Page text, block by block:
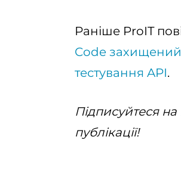
Раніше ProIT
Code
тестування API.
Підписуйтеся на
публікації!